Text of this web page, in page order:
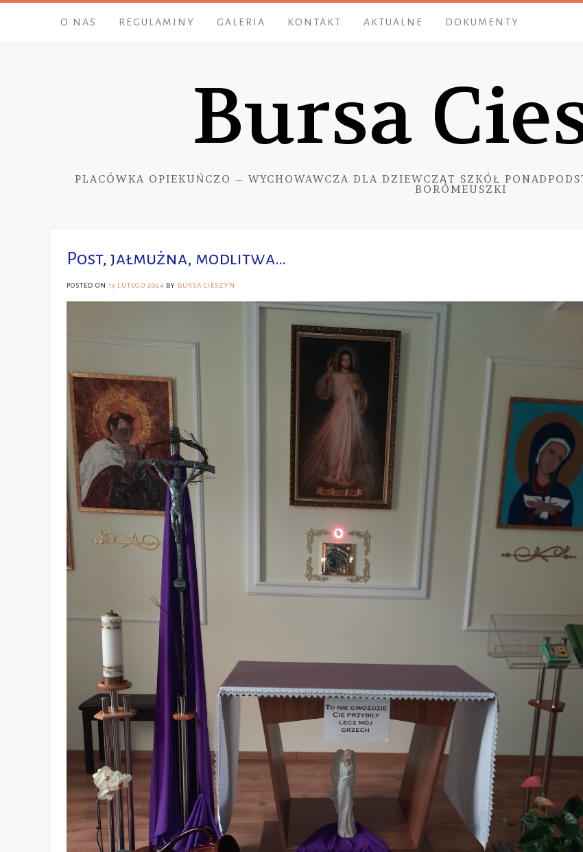
O NAS REGULAMINY GALERIA KONTAKT AKTUALNE DOKUMENTY
Bursa
PLACÓWKA OPIEKUŃCZO – WYCHOWAWCZA DLA DZIEWCZĄT SZKÓŁ
BOROMEUSZKI
Post, jałmużna, modlitwa…
POSTED ON 19 LUTEGO 2024 BY BURSA CIESZYN